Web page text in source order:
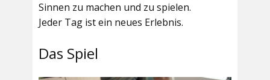
Sinnen zu machen und zu spielen.
Jeder Tag ist ein neues Erlebnis.
Das Spiel